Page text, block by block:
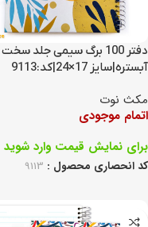
دفتر 100 برگ سیمی جلد سخت
آبستره|سایز 17×24|کد:9113
مکث نوت
اتمام موجودی
برای نمایش قیمت وارد شوید
کد انحصاری محصول : 9113